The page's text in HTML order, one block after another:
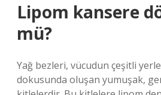
Lipom kansere
mü?
Yağ bezleri, vücudun çeşitli
dokusunda oluşan yumuşak,